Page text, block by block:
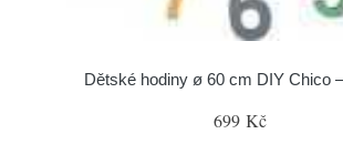
Dětské hodiny ø 60 cm DIY Chico
699 Kč